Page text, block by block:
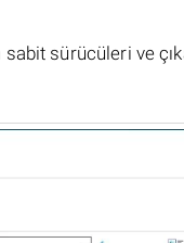
sürücüleri ve